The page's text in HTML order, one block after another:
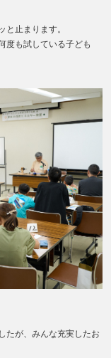
止まります。
度も試している子ども
たが、みんな充実したお